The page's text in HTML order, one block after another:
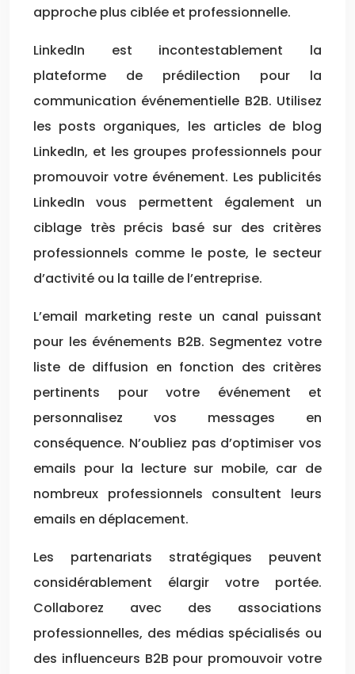
approche plus ciblée et professionnelle.
LinkedIn est incontestablement la
plateforme de prédilection pour la
communication événementielle B2B. Utilisez
les posts organiques, les articles de blog
LinkedIn, et les groupes professionnels pour
promouvoir votre événement. Les publicités
LinkedIn vous permettent également un
ciblage très précis basé sur des critères
professionnels comme le poste, le secteur
d’activité ou la taille de l’entreprise.
L’email marketing reste un canal puissant
pour les événements B2B. Segmentez votre
liste de diffusion en fonction des critères
pertinents pour votre événement et
personnalisez vos messages en
conséquence. N’oubliez pas d’optimiser vos
emails pour la lecture sur mobile, car de
nombreux professionnels consultent leurs
emails en déplacement.
Les partenariats stratégiques peuvent
considérablement élargir votre portée.
Collaborez avec des associations
professionnelles, des médias spécialisés ou
des influenceurs B2B pour promouvoir votre